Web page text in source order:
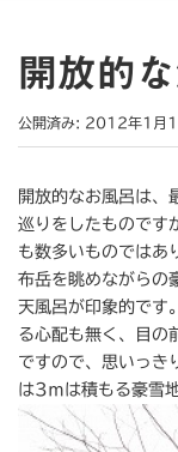
開放的
公開済み: 2012年1月
開放的なお風呂は、
巡りをしたものです
も数多いものではあ
布岳を眺めながらの
天風呂が印象的です
る心配も無く、目の
ですので、思いっき
は3ｍは積もる豪雪